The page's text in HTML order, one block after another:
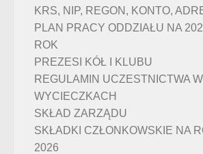
KRS, NIP, REGON, KONTO,
PLAN PRACY ODDZIAŁU NA
ROK
PREZESI KÓŁ I KLUBU
REGULAMIN UCZESTNICTWA W
WYCIECZKACH
SKŁAD ZARZĄDU
SKŁADKI CZŁONKOWSKIE NA
2026